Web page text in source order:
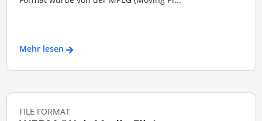
Mehr lesen
FILE FORMAT